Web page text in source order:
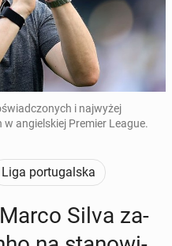
i najwyżej
angielskiej Premier League.
Liga portugalska
Silva za­